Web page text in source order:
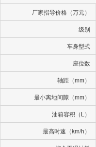
厂家指导价格（万元）
级别
车身型式
座位数
轴距（mm）
最小离地间隙（mm）
油箱容积（L）
最高时速（km/h）